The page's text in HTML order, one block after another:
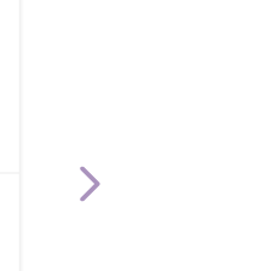
Isdin Reparador